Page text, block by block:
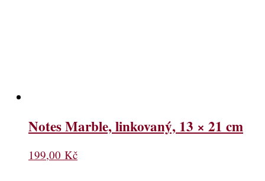
Notes Marble, linkovaný, 13 × 21 cm
199,00 Kč